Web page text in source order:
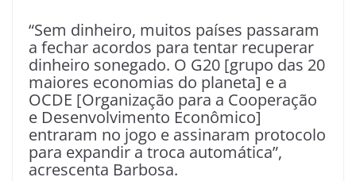
“Sem dinheiro, muitos países passaram
a fechar acordos para tentar recuperar
dinheiro sonegado. O G20 [grupo das 20
maiores economias do planeta] e a
OCDE [Organização para a Cooperação
e Desenvolvimento Econômico]
entraram no jogo e assinaram protocolo
para expandir a troca automática”,
acrescenta Barbosa.